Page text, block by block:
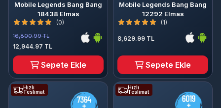
Mobile Legends Bang Bang
18438 Elmas
(0)
16,800.99 TL
12,944.97 TL
Sepete Ekle
Mobile Legends Bang Bang
12292 Elmas
(1)
8,629.99 TL
Sepete Ekle
Hızlı
Teslimat
Hızlı
Teslimat